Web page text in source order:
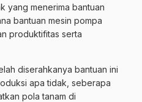
yang menerima bantuan
bantuan mesin pompa
produktifitas serta
diserahkanya bantuan ini
apa tidak, seberapa
pola tanam di